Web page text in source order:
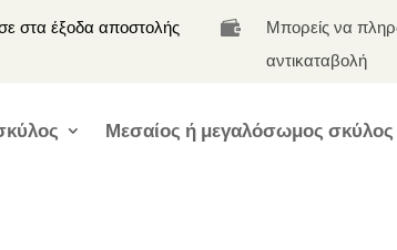
στα έξοδα αποστολής 
Μπορείς να
αντικαταβολή
Μεσαίος ή μεγαλόσωμος σκύλος